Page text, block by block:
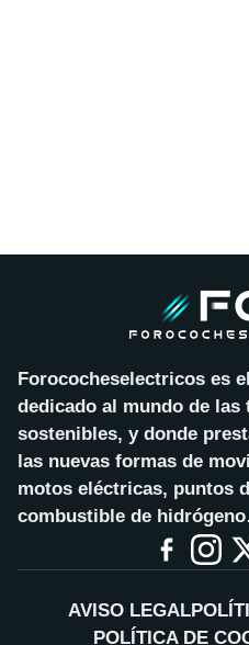
Forococheselectricos es
dedicado al mundo de
sostenibles, y donde
las nuevas formas de
motos eléctricas, puntos
combustible de
AVISO LEGAL
POLÍTICA DE